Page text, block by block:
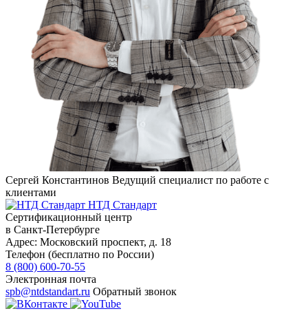
Сергей Константинов Ведущий специалист по работе с
клиентами
НТД Стандарт
Сертификационный центр
в Санкт-Петербурге
Адрес: Московский проспект, д. 18
Телефон (бесплатно по России)
8 (800) 600-70-55
Электронная почта
spb@ntdstandart.ru Обратный звонок